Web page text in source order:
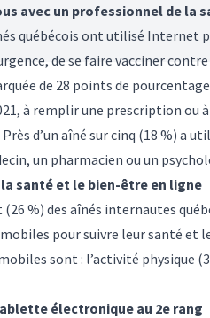
avec un professionnel de la
québécois ont utilisé
de se faire vacciner
de 28 points de
à remplir une prescription
d’un aîné sur cinq (18 %) a
un pharmacien ou un
santé et le bien-être en ligne
(26 %) des aînés internautes
pour suivre leur santé et
sont : l’activité physique
électronique au 2e rang